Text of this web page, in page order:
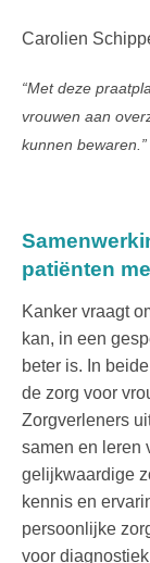
Carolien
“Met deze
vrouwen aan
kunnen bewaren.”
patiënten
Kanker vraagt
kan, in een
beter is. In
de zorg voor
Zorgverleners
samen en leren
gelijkwaardige
kennis en
persoonlijke
voor